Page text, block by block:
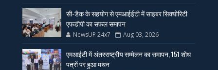
सी-डैक के सहयोग से एमआईईटी में साइबर सिक्योरिटी
एफडीपी का सफल समापन
NewsUP 24x7 Aug 03, 2026
एमआईटी में अंतरराष्ट्रीय सम्मेलन का समापन, 151 शोध
पत्रों पर हुआ मंथन